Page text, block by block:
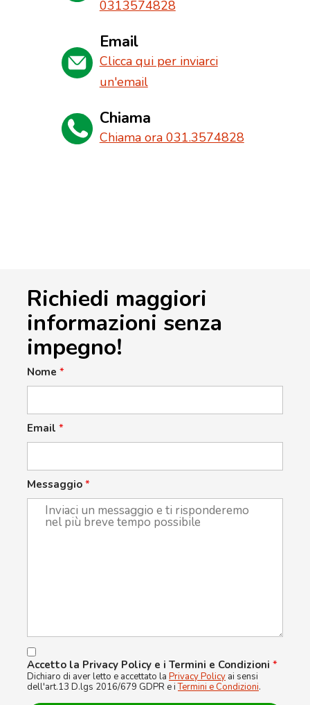
0313574828
Email
Clicca qui per inviarci
un'email
Chiama
Chiama ora 031.3574828
Richiedi maggiori
informazioni senza
impegno!
Nome *
Email *
Messaggio *
Accetto la Privacy Policy e i Termini e Condizioni *
Dichiaro di aver letto e accettato la Privacy Policy ai sensi
dell'art.13 D.lgs 2016/679 GDPR e iTermini e Condizioni.